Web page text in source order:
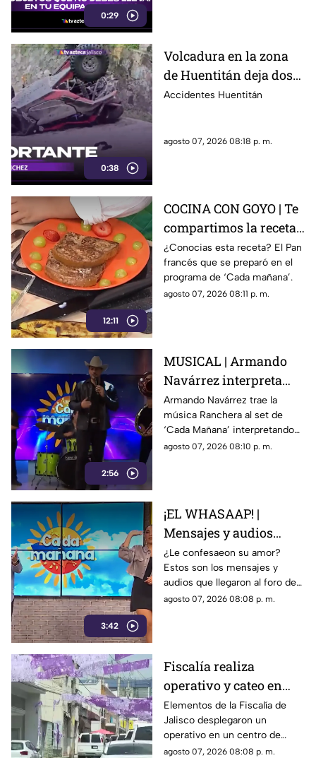
0:29
0:38
Volcadura en la zona
de Huentitán deja dos
personas heridas
Accidentes Huentitán
agosto 07, 2026 08:18 p. m.
12:11
COCINA CON GOYO | Te
compartimos la receta
de un delicioso pan
francés
¿Conocias esta receta? El Pan
francés que se preparó en el
programa de ‘Cada mañana’.
agosto 07, 2026 08:11 p. m.
2:56
MUSICAL | Armando
Navárrez interpreta
'Corazón en modo
Avión' EN VIVO
Armando Navárrez trae la
música Ranchera al set de
‘Cada Mañana’ interpretando
su canción ‘Corazón en modo
agosto 07, 2026 08:10 p. m.
3:42
¡EL WHASAAP! |
Mensajes y audios
llegaron al foro de
'Cada mañana'; parte 1
¿Le confesaeon su amor?
Estos son los mensajes y
audios que llegaron al foro de
‘Cada mañana’ estuvieron
agosto 07, 2026 08:08 p. m.
Fiscalía realiza
operativo y cateo en
anexo de la colonia
Olímpica en
Guadalajara
Elementos de la Fiscalía de
Jalisco desplegaron un
operativo en un centro de
rehabilitación de la colonia
agosto 07, 2026 08:08 p. m.